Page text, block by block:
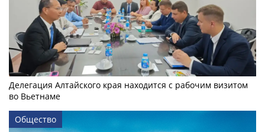
Делегация Алтайского края находится с рабочим визитом
во Вьетнаме
Общество